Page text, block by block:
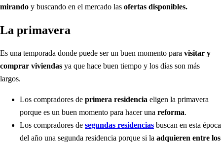
mirando y buscando en el mercado las ofertas disponibles.
La primavera
Es una temporada donde puede ser un buen momento para visitar y
comprar viviendas ya que hace buen tiempo y los días son más
largos.
Los compradores de primera residencia eligen la primavera
porque es un buen momento para hacer una reforma.
Los compradores de segundas residencias buscan en esta época
del año una segunda residencia porque si la adquieren entre los